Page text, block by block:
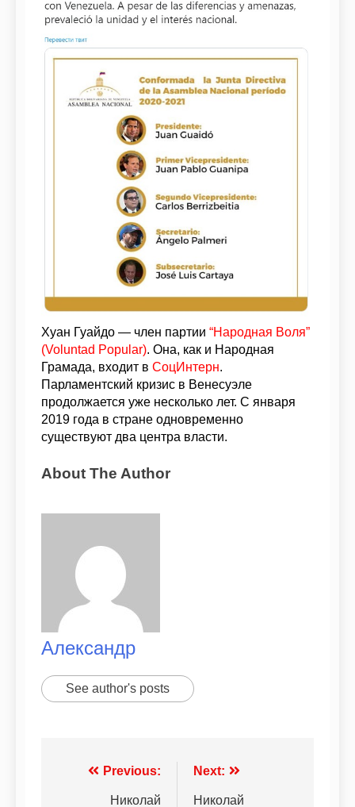
Хуан Гуайдо — член партии “Народная Воля”
(Voluntad Popular). Она, как и Народная
Грамада, входит в СоцИнтерн.
Парламентский кризис в Венесуэле
продолжается уже несколько лет. С января
2019 года в стране одновременно
существуют два центра власти.
About The Author
Александр
See author's posts
Previous:
Николай
Next:
Николай